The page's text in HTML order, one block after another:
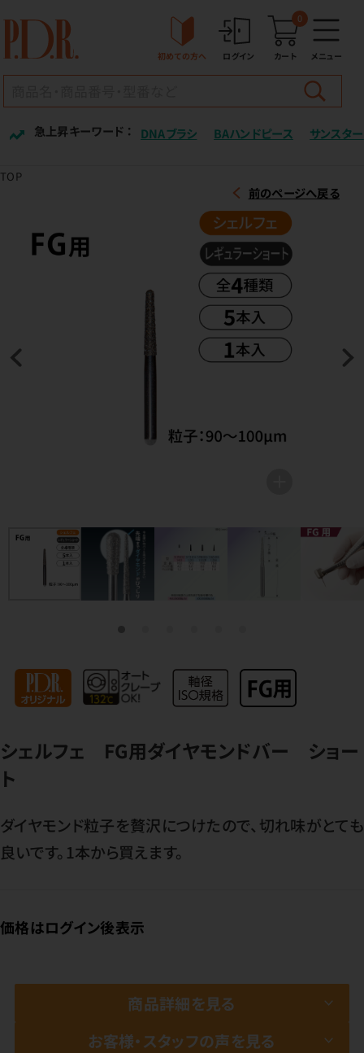
初めての方へ ログイン カート
0
メニュー
急上昇キーワード ： DNAブラシ BAハンドピース サンスター
TOP
前のページへ戻る
シェルフェ FG用ダイヤモンドバー ショー
ト
ダイヤモンド粒子を贅沢につけたので、切れ味がとても
良いです。1本から買えます。
価格はログイン後表示
商品詳細を見る
お客様・スタッフの声を見る